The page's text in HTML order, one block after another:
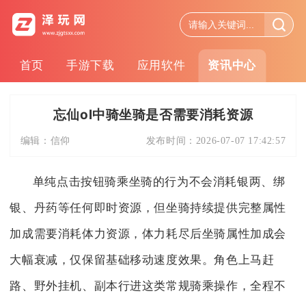
首页 手游下载 应用软件 资讯中心
忘仙ol中骑坐骑是否需要消耗资源
编辑： 信仰 发布时间： 2026-07-07 17:42:57
单纯点击按钮骑乘坐骑的行为不会消耗银两、绑
银、丹药等任何即时资源，但坐骑持续提供完整属性
加成需要消耗体力资源，体力耗尽后坐骑属性加成会
大幅衰减，仅保留基础移动速度效果。角色上马赶
路、野外挂机、副本行进这类常规骑乘操作，全程不